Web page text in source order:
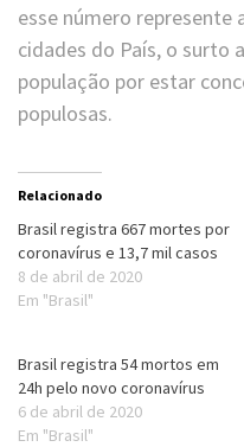
esse número represente
cidades do País, o surto
população por estar
populosas.
Relacionado
Brasil registra 667 mortes por
coronavírus e 13,7 mil casos
8 de abril de 2020
Em "Brasil"
Brasil registra 54 mortos em
24h pelo novo coronavírus
6 de abril de 2020
Em "Brasil"